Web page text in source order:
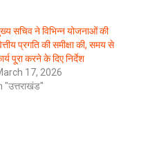
सचिव ने विभिन्न योजनाओं की
प्रगति की समीक्षा की, समय से
पू्रा करने के दिए निर्देश
17, 2026
"उत्तराखंड"